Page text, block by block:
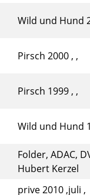
Wild und Hund
Pirsch 2000 , ,
Pirsch 1999 , ,
Wild und Hund
Folder, ADAC,
Hubert Kerzel
prive 2010 ,juli ,